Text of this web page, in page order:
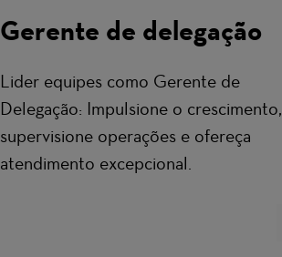
Gerente de delegação
Lider equipes como Gerente de
Delegação: Impulsione o crescimento,
supervisione operações e ofereça
atendimento excepcional.